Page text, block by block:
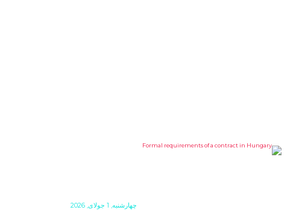
چهارشنبه, 1 جولای, 2026